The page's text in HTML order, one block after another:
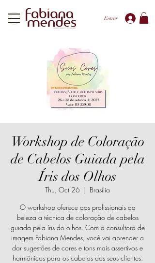
Entrar
Workshop de Coloração
de Cabelos Guiada pela
Íris dos Olhos
Thu, Oct 26
  |
Brasília
O workshop oferece aos profissionais da
beleza a técnica de coloração de cabelos
guiada pela íris do olhos. Com a consultora de
imagem Fabiana Mendes, você vai aprender a
dar sugestões de cores e tons mais assertivos e
harmônicos para os cabelos dos seus clientes.